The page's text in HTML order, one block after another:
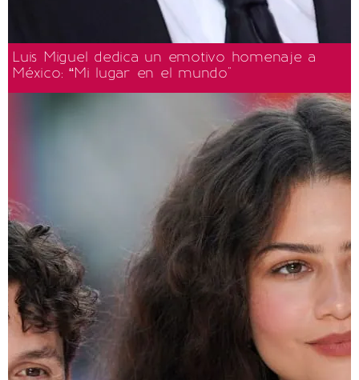
Luis Miguel dedica un emotivo homenaje a
México: “Mi lugar en el mundo"